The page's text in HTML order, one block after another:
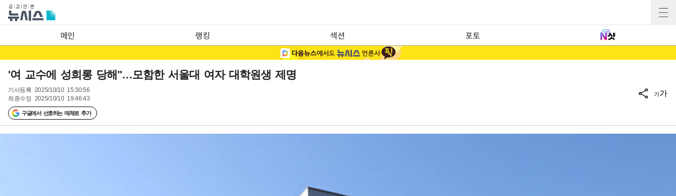
메인 랭킹 섹션 포토
'여 교수에 성희롱 당해"…모함한 서울대 여자 대학원생 제명
기사등록 2025/10/10 15:30:56
최종수정 2025/10/10 19:46:43
구글에서 선호하는 매체로 추가
가가